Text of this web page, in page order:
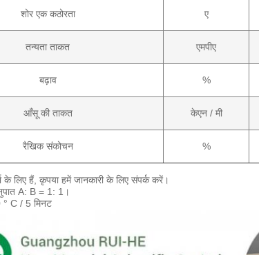
शोर एक कठोरता ए
तन्यता ताकत एमपीए
बढ़ाव %
आँसू की ताकत केएन / मी
रैखिक संकोचन %
लिए हैं, कृपया हमें जानकारी के लिए संपर्क करें।
A: B = 1: 1।
C / 5 मिनट